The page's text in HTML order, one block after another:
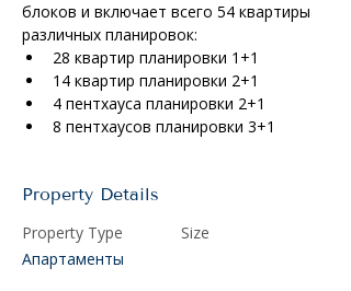
блоков и включает всего 54 квартиры
различных планировок:
28 квартир планировки 1+1
14 квартир планировки 2+1
4 пентхауса планировки 2+1
8 пентхаусов планировки 3+1
Property Details
Property Type
Апартаменты
Size